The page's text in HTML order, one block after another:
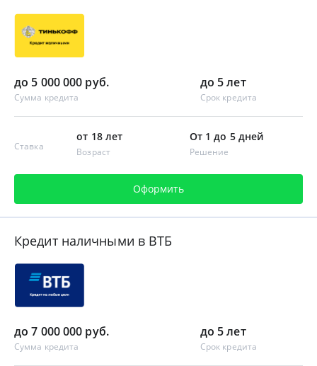
до 5 000 000 руб.
Сумма кредита
до 5 лет
Срок кредита
Ставка
от 18 лет
Возраст
От 1 до 5 дней
Решение
Оформить
Кредит наличными в ВТБ
до 7 000 000 руб.
Сумма кредита
до 5 лет
Срок кредита